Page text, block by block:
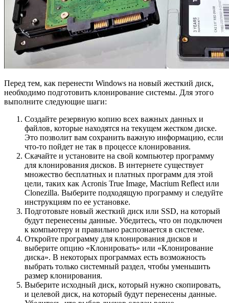
Перед тем, как перенести Windows на новый жесткий диск,
необходимо подготовить клонирование системы. Для этого
выполните следующие шаги:
Создайте резервную копию всех важных данных и
файлов, которые находятся на текущем жестком диске.
Это позволит вам сохранить важную информацию, если
что-то пойдет не так в процессе клонирования.
Скачайте и установите на свой компьютер программу
для клонирования дисков. В интернете существует
множество бесплатных и платных программ для этой
цели, таких как Acronis True Image, Macrium Reflect или
Clonezilla. Выберите подходящую программу и следуйте
инструкциям по ее установке.
Подготовьте новый жесткий диск или SSD, на который
будут перенесены данные. Убедитесь, что он подключен
к компьютеру и правильно распознается в системе.
Откройте программу для клонирования дисков и
выберите опцию «Клонировать» или «Клонирование
диска». В некоторых программах есть возможность
выбрать только системный раздел, чтобы уменьшить
размер клонирования.
Выберите исходный диск, который нужно скопировать,
и целевой диск, на который будут перенесены данные.